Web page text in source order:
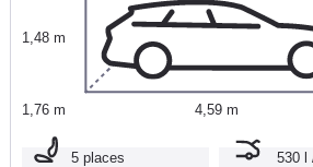
1,48 m
1,76 m 4,59 m
5 places 530 l